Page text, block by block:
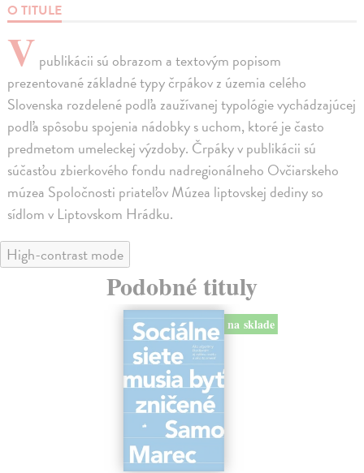
O TITULE
V publikácii sú obrazom a textovým popisom
prezentované základné typy črpákov z územia celého
Slovenska rozdelené podľa zaužívanej typológie vychádzajúcej
podľa spôsobu spojenia nádobky s uchom, ktoré je často
predmetom umeleckej výzdoby. Črpáky v publikácii sú
súčasťou zbierkového fondu nadregionálneho Ovčiarskeho
múzea Spoločnosti priateľov Múzea liptovskej dediny so
sídlom v Liptovskom Hrádku.
High-contrast mode
Podobné tituly
na sklade